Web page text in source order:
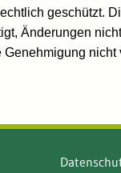
geschützt.
Änderungen
nicht